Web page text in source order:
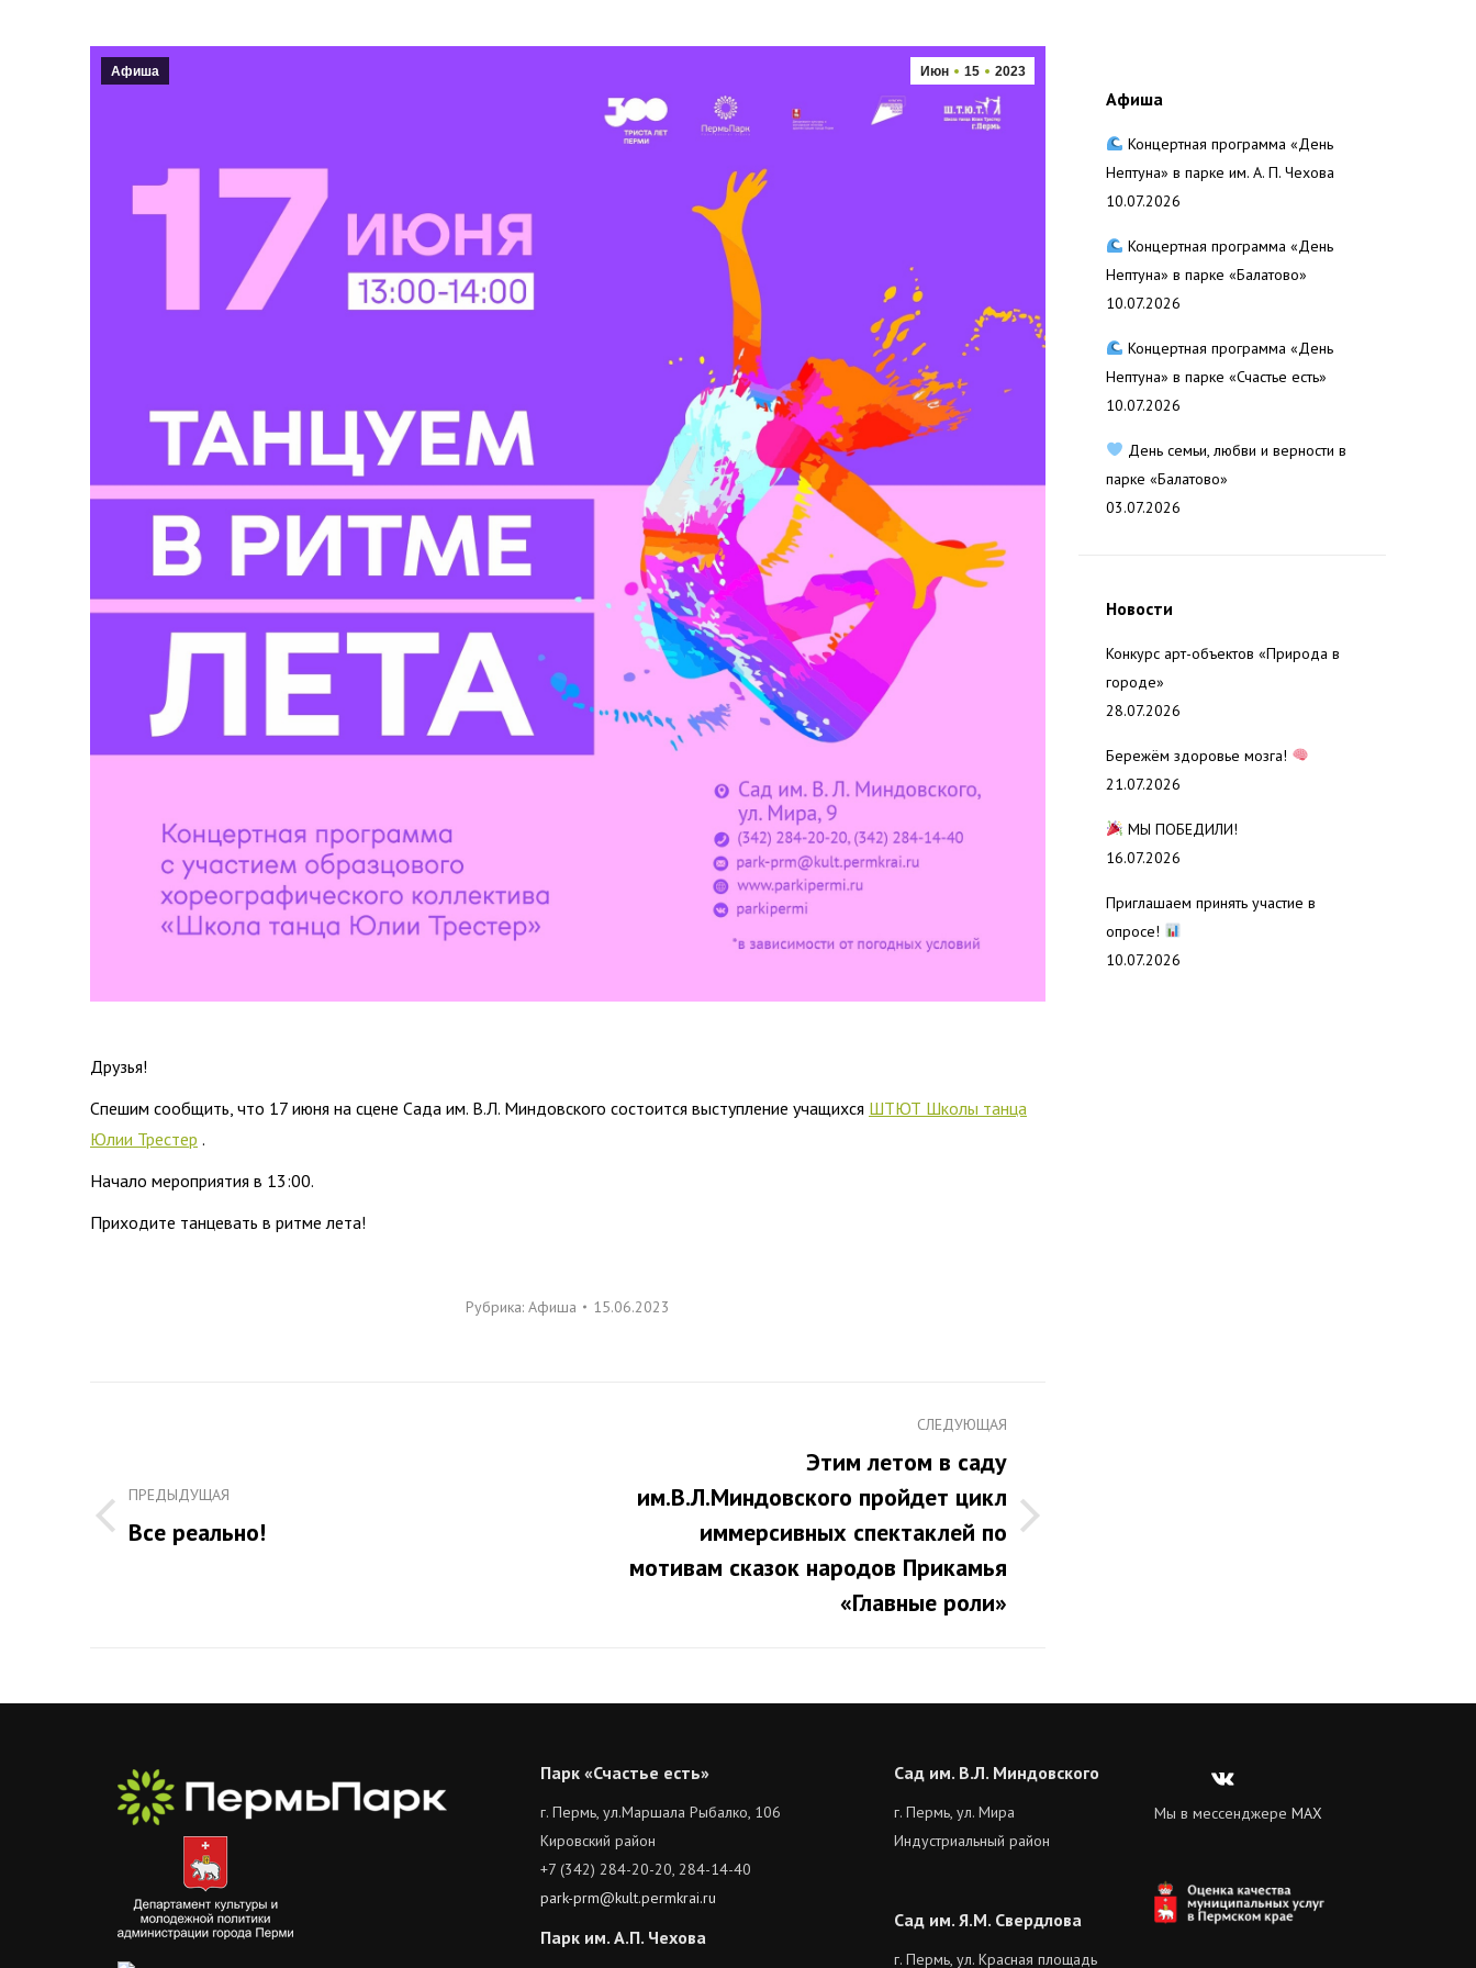
Июн 15 2023
Афиша
Друзья!
Спешим сообщить, что 17 июня на сцене Сада им. В.Л. Миндовского состоится выступление учащихся ШТЮТ Школы танца
Юлии Трестер .
Начало мероприятия в 13:00.
Приходите танцевать в ритме лета!
Рубрика: Афиша 15.06.2023
записям
ПРЕДЫДУЩАЯ
Предыдущая
Все реально!
СЛЕДУЮЩАЯ
запись:
Этим летом в саду
им.В.Л.Миндовского пройдет цикл
иммерсивных спектаклей по
мотивам сказок народов Прикамья
«Главные роли»
Афиша
Концертная программа «День
Нептуна» в парке им. А. П. Чехова
10.07.2026
Концертная программа «День
Нептуна» в парке «Балатово»
10.07.2026
Концертная программа «День
Нептуна» в парке «Счастье есть»
10.07.2026
День семьи, любви и верности в
парке «Балатово»
03.07.2026
Новости
Конкурс арт-объектов «Природа в
городе»
28.07.2026
Бережём здоровье мозга!
21.07.2026
МЫ ПОБЕДИЛИ!
16.07.2026
Приглашаем принять участие в
опросе!
10.07.2026
Парк «Счастье есть»
г. Пермь, ул.Маршала Рыбалко, 106
Кировский район
+7 (342) 284-20-20, 284-14-40
park-prm@kult.permkrai.ru
Парк им. А.П. Чехова
Сад им. В.Л. Миндовского
г. Пермь, ул. Мира
Индустриальный район
Сад им. Я.М. Свердлова
г. Пермь, ул. Красная площадь
Вконтакте
Мы в мессенджере MAX